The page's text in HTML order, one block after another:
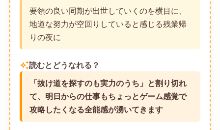
要領の良い同期が出世していくのを横目に、
地道な努力が空回りしていると感じる残業帰
りの夜に
auto_awesome読むとどうなれる？
「抜け道を探すのも実力のうち」と割り切れ
て、明日からの仕事もちょっとゲーム感覚で
攻略したくなる全能感が湧いてきます